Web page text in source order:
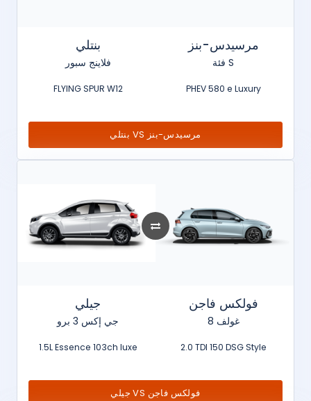
بنتلي
فلاينج سبور
FLYING SPUR W12
مرسيدس-بنز
فئة S
PHEV 580 e Luxury
بنتلي VS مرسيدس-بنز
جيلي
جي إكس 3 برو
1.5L Essence 103ch luxe
فولكس فاجن
غولف 8
2.0 TDI 150 DSG Style
جيلي VS فولكس فاجن